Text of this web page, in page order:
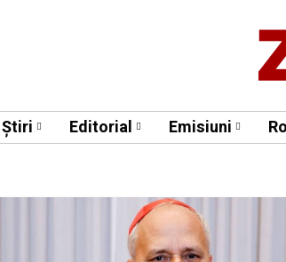
Știri Editorial Emisiuni